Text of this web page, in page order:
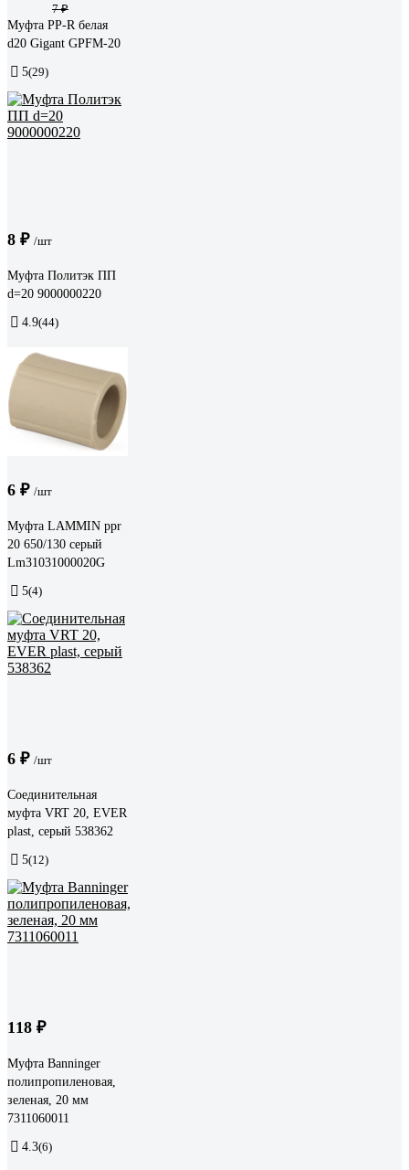
7 ₽
Муфта PP-R белая
d20 Gigant GPFM-20
5(29)
8 ₽ /шт
Муфта Политэк ПП
d=20 9000000220
4.9(44)
6 ₽ /шт
Муфта LAMMIN ppr
20 650/130 серый
Lm31031000020G
5(4)
6 ₽ /шт
Соединительная
муфта VRT 20, EVER
plast, серый 538362
5(12)
118 ₽
Муфта Banninger
полипропиленовая,
зеленая, 20 мм
7311060011
4.3(6)